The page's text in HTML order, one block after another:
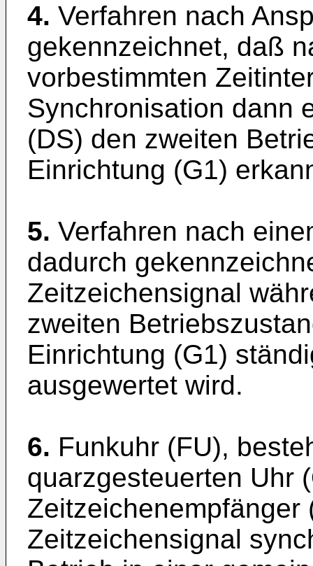
4. Verfahren nach
gekennzeichnet, daß
vorbestimmten
Synchronisation dann
(DS) den zweiten
Einrichtung (G1)
5. Verfahren nach
dadurch
Zeitzeichensignal
zweiten
Einrichtung (G1)
ausgewertet wird.
6. Funkuhr (FU),
quarzgesteuerten Uhr
Zeitzeichenempfänger
Zeitzeichensignal